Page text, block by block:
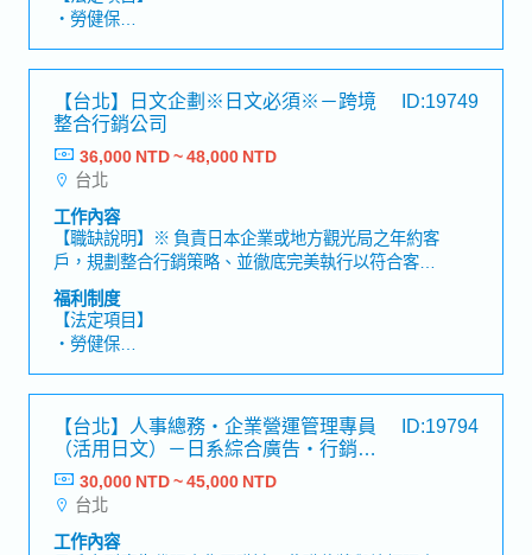
・結婚紀念日假
・暑假2日（若為新進同仁，需於6月底前通過試用
期）
・Refresh休假（在籍1年以上3天，2年以上每年5
天）
・Job Change制度
・新人研修、Skill Map培育
・業務改善提案制度
・健康檢查（2年1次）
商溝通協調，確保廣告計劃如期實行・分析報告消費
者數據，並依該結果再行銷運用 ・其他主管交辦事項
【員工人數】・全體約230名・業務一部約7位・業務
四部(CRM)約6位
・勞健保
・各種休假（特別休假、婚假、喪假、生理假、產檢
假、陪產假、產假、育嬰假）
・退休金
【企業福利】
・年終獎金：依個人實績調整
・人事評價：一次／年
・業績獎金：依公司績效發放
・三節獎金
・生日禮金
・國內外員工旅遊
・健康檢查：一次／年
・彈性上下班
【台北】日文企劃※日文必須※－跨境
整合行銷公司
ID:19749
36,000 NTD ~ 48,000 NTD
台北
工作內容
【職缺說明】※ 負責日本企業或地方觀光局之年約客
戶，規劃整合行銷策略、並徹底完美執行以符合客戶
期待【工作內容】・品牌定位:市場分析調查, 確定受
眾, 確立策略・媒體購買: 網路, 紙本相關媒體・公關
策略: 新聞媒體曝光, 策略性合作KOL等・數據分析:台
灣訪日相關數據・實體活動:旅展、觀光商談會、講
座・社群行銷:FB、IG・數位行銷:社群廣告投放・其
他適合客戶推廣其品牌和產品或客戶提出之廣告行銷
事項
福利制度
【法定項目】
・勞健保
・各種休假（特別休假、婚假、喪假、生理假、產檢
假、陪產假、產假、育嬰假）
・退休金
【公司福利】
・年終獎金
・專案獎金
【台北】人事總務・企業營運管理專員
（活用日文）－日系綜合廣告・行銷代
理商
ID:19794
30,000 NTD ~ 45,000 NTD
台北
工作內容